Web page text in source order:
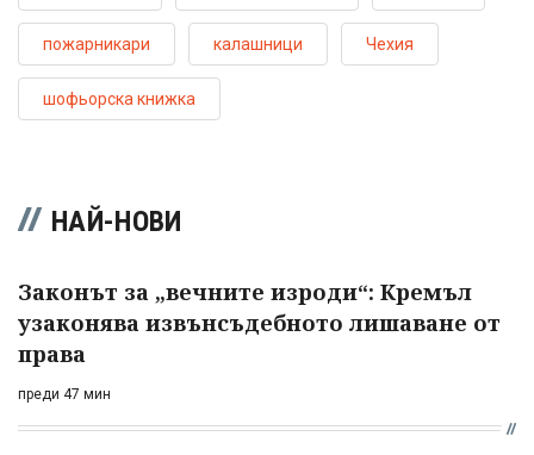
пожарникари калашници Чехия
шофьорска книжка
НАЙ-НОВИ
Законът за „вечните изроди“: Кремъл
узаконява извънсъдебното лишаване от
права
преди 47 мин